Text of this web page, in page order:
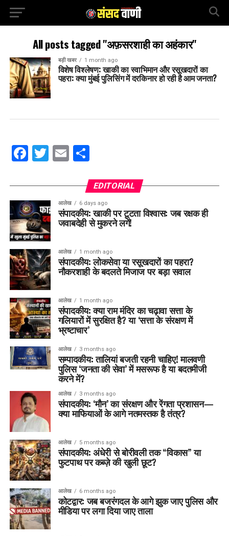
All posts tagged "अफ़सरशाही का अहंकार"
बड़ी खबर 1 month ago
विशेष विश्लेषण: खाकी का स्वाभिमान और रसूखदारों का
पहरा: क्या मुंबई पुलिसिंग में दरकिनार हो रही है आम जनता?
Facebook
Twitter
EmailShare
EDITORIAL
आलेख 6 days ago
संपादकीय: खाकी पर टूटता विश्वास: जब रक्षक ही
जवाबदेही से मुकरने लगें!
आलेख 1 month ago
संपादकीय: लोकसेवा या रसूखदारों का पहरा?
नौकरशाही के बदलते मिजाज पर बड़ा सवाल
आलेख 1 month ago
संपादकीय: क्या राम मंदिर का चढ़ावा सत्ता के
गलियारों में सुरक्षित है? या ‘सत्ता के संरक्षण में
भ्रष्टाचार’
आलेख 3 months ago
सम्पादकीय: तालियां बजती रहनी चाहिए! मालवणी
पुलिस ‘जनता की सेवा’ में मसरूफ है या बदतमीजी
करने में?
आलेख 3 months ago
संपादकीय: ‘मौन’ का संरक्षण और रेंगता प्रशासन—
क्या माफियाओं के आगे नतमस्तक है तंत्र?
आलेख 5 months ago
संपादकीय: अंधेरी से बोरीवली तक “विकास” या
फुटपाथ पर कब्ज़े की खुली छूट?
आलेख 6 months ago
कोटद्वार: जब बजरंगदल के आगे झुक जाए पुलिस और
मीडिया पर लगा दिया जाए ताला